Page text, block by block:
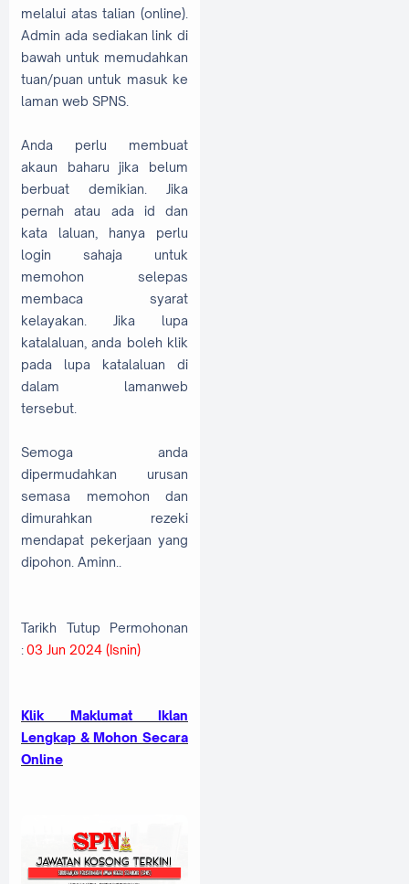
melalui atas talian (online).
Admin ada sediakan link di
bawah untuk memudahkan
tuan/puan untuk masuk ke
laman web SPNS.
Anda perlu membuat
akaun baharu jika belum
berbuat demikian. Jika
pernah atau ada id dan
kata laluan, hanya perlu
login sahaja untuk
memohon selepas
membaca syarat
kelayakan. Jika lupa
katalaluan, anda boleh klik
pada lupa katalaluan di
dalam lamanweb
tersebut.
Semoga anda
dipermudahkan urusan
semasa memohon dan
dimurahkan rezeki
mendapat pekerjaan yang
dipohon. Aminn..
Tarikh Tutup Permohonan
:03 Jun 2024 (Isnin)
Klik Maklumat Iklan
Lengkap & Mohon Secara
Online